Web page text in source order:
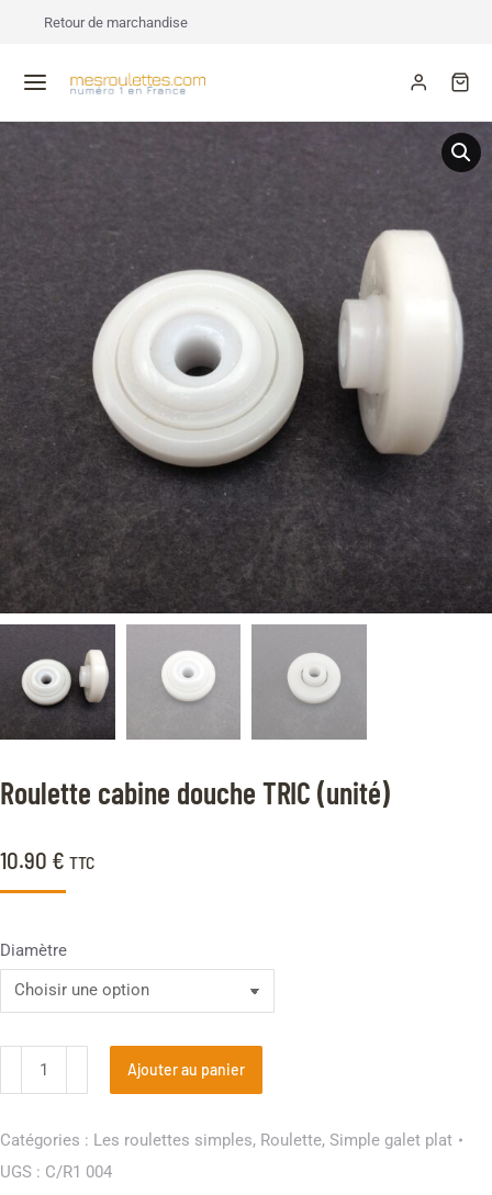
Retour de marchandise
Roulette cabine douche TRIC (unité)
10.90 € TTC
Diamètre
Ajouter au panier
Catégories : Les roulettes simples, Roulette, Simple galet plat
UGS : C/R1 004